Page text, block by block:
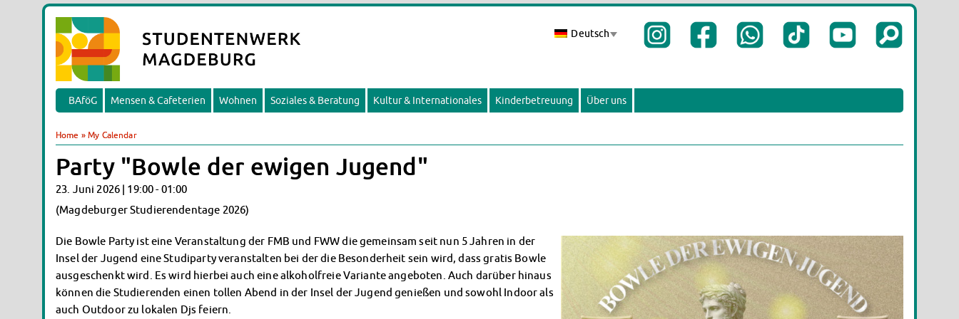
Deutsch
BAföG Mensen & Cafeterien Wohnen Soziales & Beratung Kultur & Internationales Kinderbetreuung Über uns
Home »My Calendar
Party "Bowle der ewigen Jugend"
23. Juni 2026 | 19:00-01:00
(Magdeburger Studierendentage 2026)
Die Bowle Party ist eine Veranstaltung der FMB und FWW die gemeinsam seit nun 5 Jahren in der
Insel der Jugend eine Studiparty veranstalten bei der die Besonderheit sein wird, dass gratis Bowle
ausgeschenkt wird. Es wird hierbei auch eine alkoholfreie Variante angeboten. Auch darüber hinaus
können die Studierenden einen tollen Abend in der Insel der Jugend genießen und sowohl Indoor als
auch Outdoor zu lokalen Djs feiern.